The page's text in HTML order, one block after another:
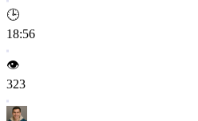
🕒
18:56
👁️
323